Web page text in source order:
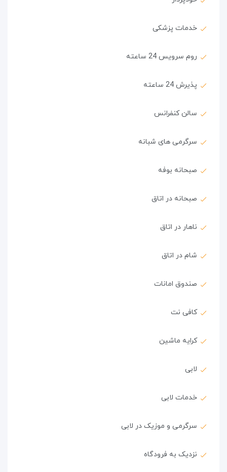
خدمات پزشکی
روم سرویس 24 ساعته
پذیرش 24 ساعته
سالن کنفرانس
سرگرمی های شبانه
صبحانه بوفه
صبحانه در اتاق
ناهار در اتاق
شام در اتاق
صندوق امانات
کافی نت
کرایه ماشین
لابی
خدمات لابی
سرگرمی و موزیک در لابی
نزدیک به فرودگاه